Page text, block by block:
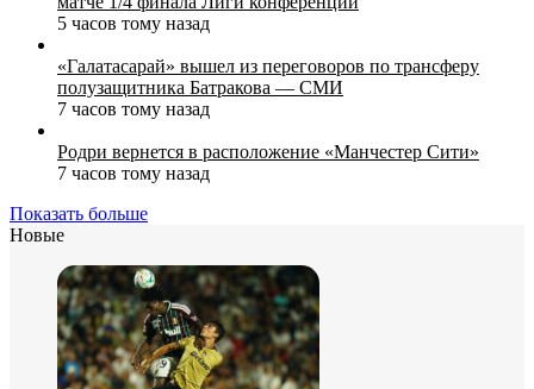
5 часов тому назад
«Галатасарай» вышел из переговоров по трансферу
полузащитника Батракова — СМИ
7 часов тому назад
Родри вернется в расположение «Манчестер Сити»
7 часов тому назад
Показать больше
Новые